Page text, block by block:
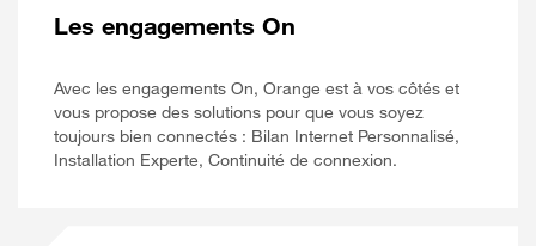
Les engagements On
Avec les engagements On, Orange est à vos côtés et
vous propose des solutions pour que vous soyez
toujours bien connectés : Bilan Internet Personnalisé,
Installation Experte, Continuité de connexion.